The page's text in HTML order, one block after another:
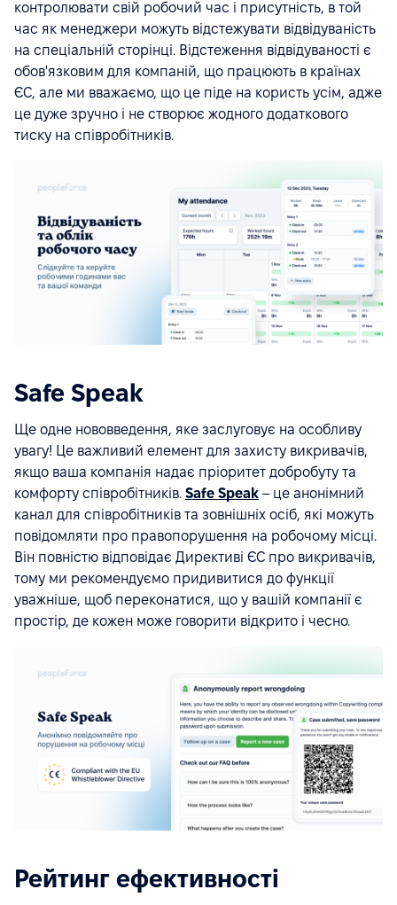
контролювати свій робочий час і присутність, в той
час як менеджери можуть відстежувати відвідуваність
на спеціальній сторінці. Відстеження відвідуваності є
обов'язковим для компаній, що працюють в країнах
ЄС, але ми вважаємо, що це піде на користь усім, адже
це дуже зручно і не створює жодного додаткового
тиску на співробітників.
Safe Speak
Ще одне нововведення, яке заслуговує на особливу
увагу! Це важливий елемент для захисту викривачів,
якщо ваша компанія надає пріоритет добробуту та
комфорту співробітників. Safe Speak – це анонімний
канал для співробітників та зовнішніх осіб, які можуть
повідомляти про правопорушення на робочому місці.
Він повністю відповідає Директиві ЄС про викривачів,
тому ми рекомендуємо придивитися до функції
уважніше, щоб переконатися, що у вашій компанії є
простір, де кожен може говорити відкрито і чесно.
Рейтинг ефективності